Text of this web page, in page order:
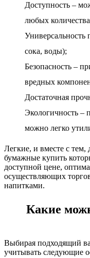
Доступность –
любых
Универсальность
сока, воды);
Безопасность –
вредных
Достаточная
Экологичность –
можно легко
Легкие, и вместе с тем,
бумажные купить
доступной цене,
осуществляющих
напитками.
Какие
Выбирая подходящий
учитывать следующие